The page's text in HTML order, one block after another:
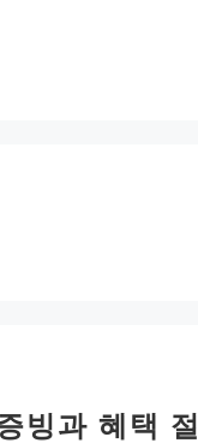
빙과 혜택 절